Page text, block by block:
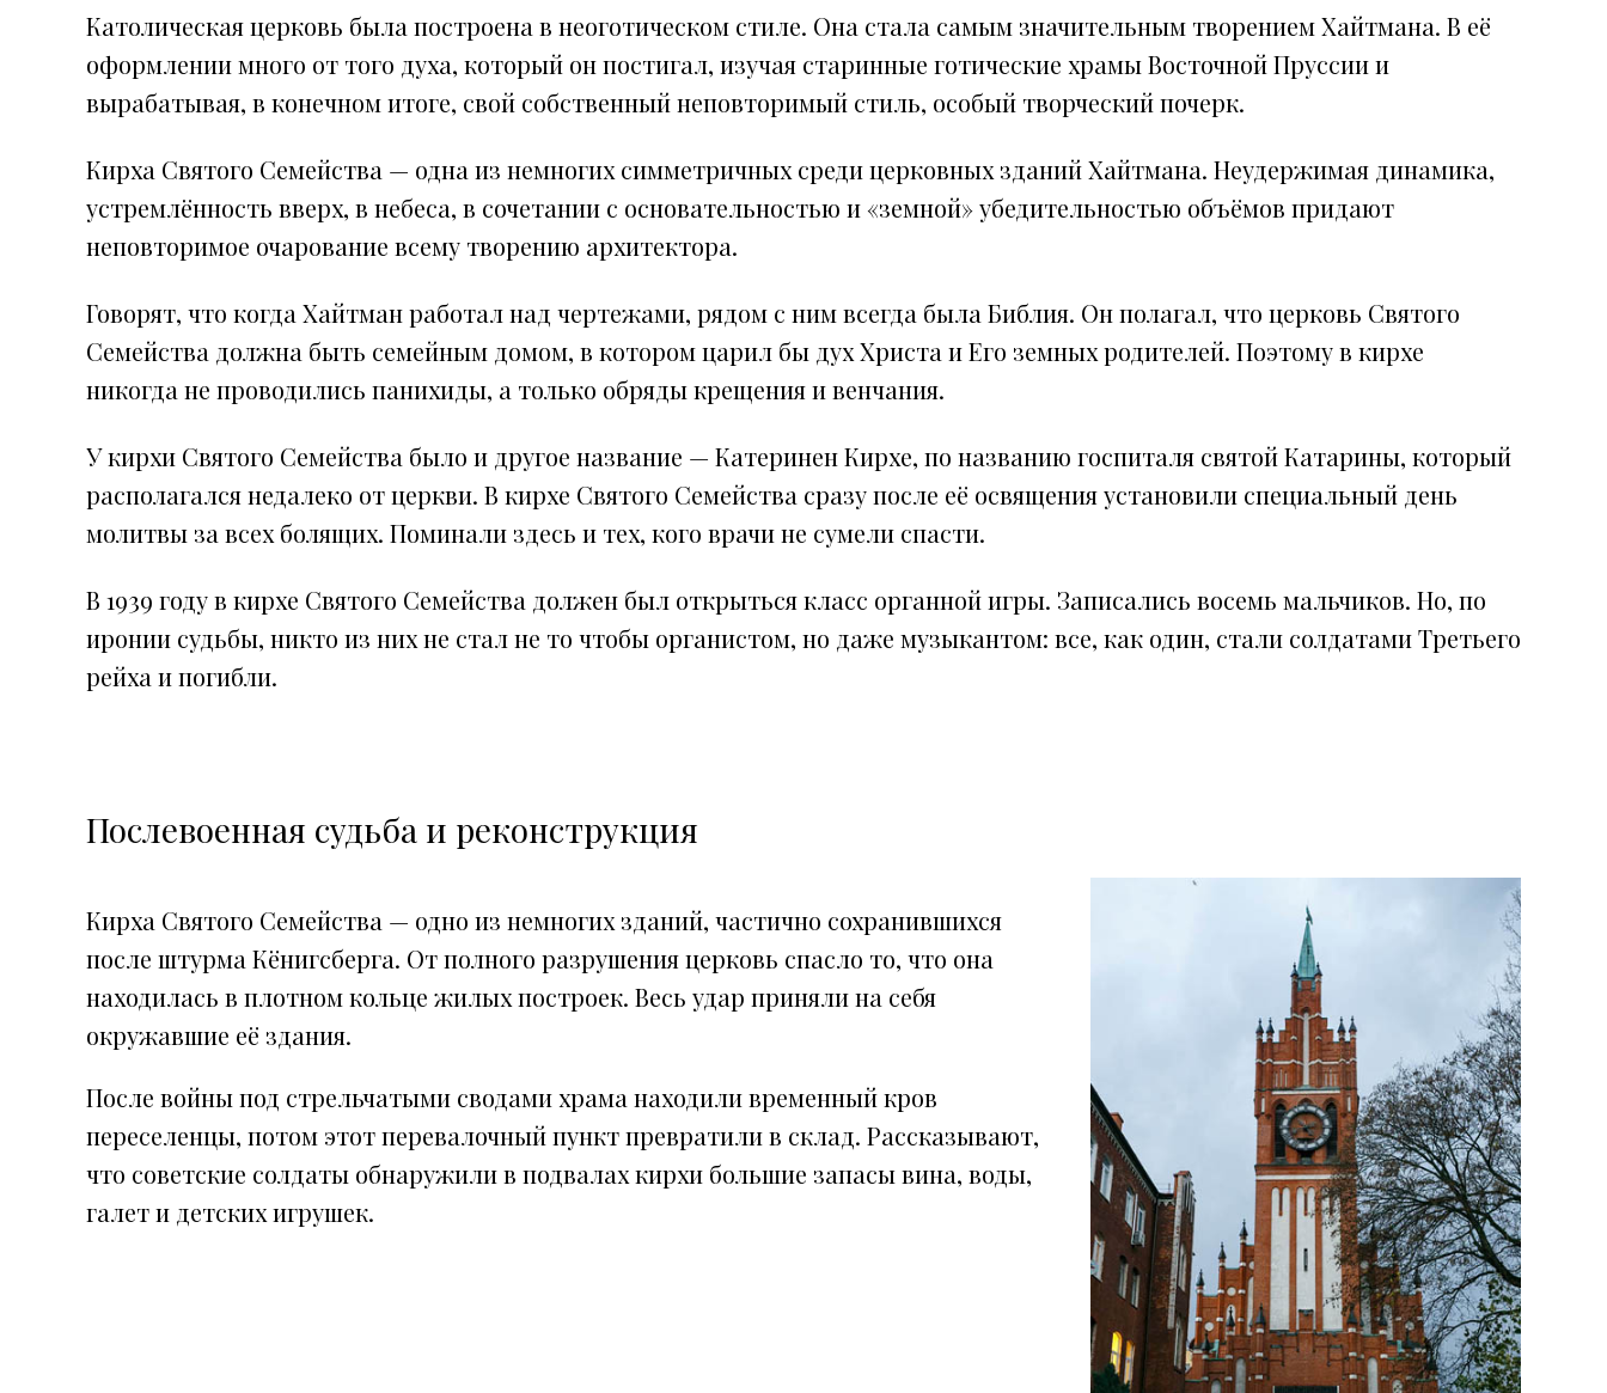
Католическая церковь была построена в неоготическом стиле. Она стала самым значительным творением Хайтмана. В её
оформлении много от того духа, который он постигал, изучая старинные готические храмы Восточной Пруссии и
вырабатывая, в конечном итоге, свой собственный неповторимый стиль, особый творческий почерк.
Кирха Святого Семейства — одна из немногих симметричных среди церковных зданий Хайтмана. Неудержимая динамика,
устремлённость вверх, в небеса, в сочетании с основательностью и «земной» убедительностью объёмов придают
неповторимое очарование всему творению архитектора.
Говорят, что когда Хайтман работал над чертежами, рядом с ним всегда была Библия. Он полагал, что церковь Святого
Семейства должна быть семейным домом, в котором царил бы дух Христа и Его земных родителей. Поэтому в кирхе
никогда не проводились панихиды, а только обряды крещения и венчания.
У кирхи Святого Семейства было и другое название — Катеринен Кирхе, по названию госпиталя святой Катарины, который
располагался недалеко от церкви. В кирхе Святого Семейства сразу после её освящения установили специальный день
молитвы за всех болящих. Поминали здесь и тех, кого врачи не сумели спасти.
В 1939 году в кирхе Святого Семейства должен был открыться класс органной игры. Записались восемь мальчиков. Но, по
иронии судьбы, никто из них не стал не то чтобы органистом, но даже музыкантом: все, как один, стали солдатами Третьего
рейха и погибли.
Послевоенная судьба и реконструкция
Кирха Святого Семейства — одно из немногих зданий, частично сохранившихся
после штурма Кёнигсберга. От полного разрушения церковь спасло то, что она
находилась в плотном кольце жилых построек. Весь удар приняли на себя
окружавшие её здания.
После войны под стрельчатыми сводами храма находили временный кров
переселенцы, потом этот перевалочный пункт превратили в склад. Рассказывают,
что советские солдаты обнаружили в подвалах кирхи большие запасы вина, воды,
галет и детских игрушек.